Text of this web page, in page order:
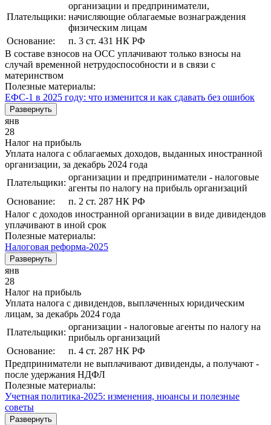
Плательщики:
организации и предприниматели,
начисляющие облагаемые вознаграждения
физическим лицам
Основание:
п. 3 ст. 431 НК РФ
В составе взносов на ОСС уплачивают только взносы на
случай временной нетрудоспособности и в связи с
материнством
Полезные материалы:
ЕФС-1 в 2025 году: что изменится и как сдавать без ошибок
Развернуть
янв
28
Налог на прибыль
Уплата налога с облагаемых доходов, выданных иностранной
организации, за декабрь 2024 года
Плательщики:
организации и предприниматели - налоговые
агенты по налогу на прибыль организаций
Основание:
п. 2 ст. 287 НК РФ
Налог с доходов иностранной организации в виде дивидендов
уплачивают в иной срок
Полезные материалы:
Налоговая реформа-2025
Развернуть
янв
28
Налог на прибыль
Уплата налога с дивидендов, выплаченных юридическим
лицам, за декабрь 2024 года
Плательщики:
организации - налоговые агенты по налогу на
прибыль организаций
Основание:
п. 4 ст. 287 НК РФ
Предприниматели не выплачивают дивиденды, а получают -
после удержания НДФЛ
Полезные материалы:
Учетная политика-2025: изменения, нюансы и полезные
советы
Развернуть